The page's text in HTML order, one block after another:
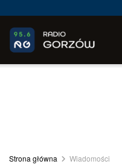
Strona główna Wiadomości